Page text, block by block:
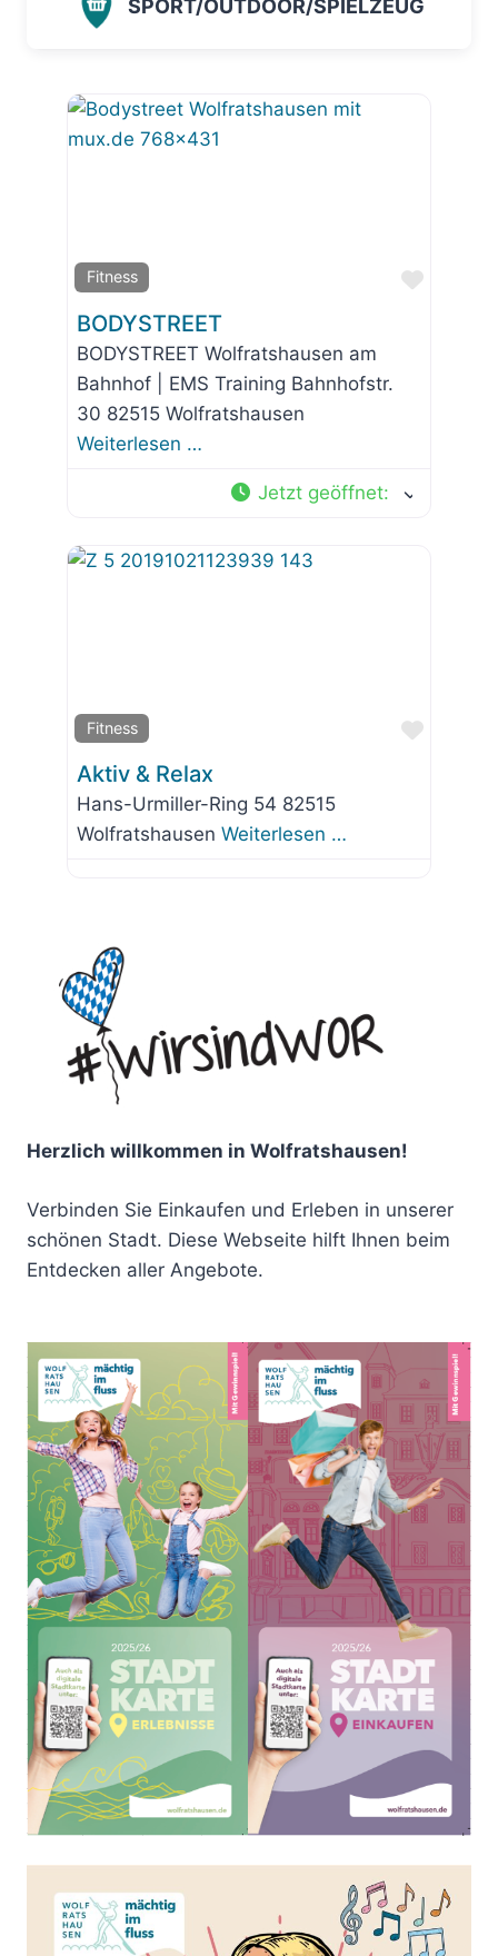
SPORT/OUTDOOR/SPIELZEUG
Fitness
Favorit
BODYSTREET
BODYSTREET Wolfratshausen am
Bahnhof | EMS Training Bahnhofstr.
30 82515 Wolfratshausen
Weiterlesen …
Jetzt geöffnet:
Fitness
Favorit
Aktiv & Relax
Hans-Urmiller-Ring 54 82515
Wolfratshausen Weiterlesen …
Herzlich willkommen in Wolfratshausen!
Verbinden Sie Einkaufen und Erleben in unserer
schönen Stadt. Diese Webseite hilft Ihnen beim
Entdecken aller Angebote.